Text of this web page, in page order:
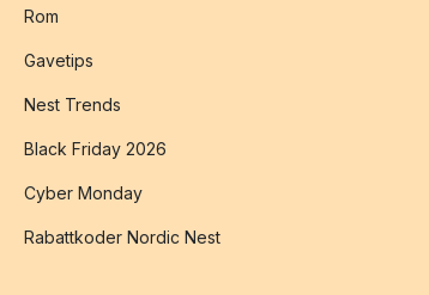
Rom
Gavetips
Nest Trends
Black Friday 2026
Cyber Monday
Rabattkoder Nordic Nest